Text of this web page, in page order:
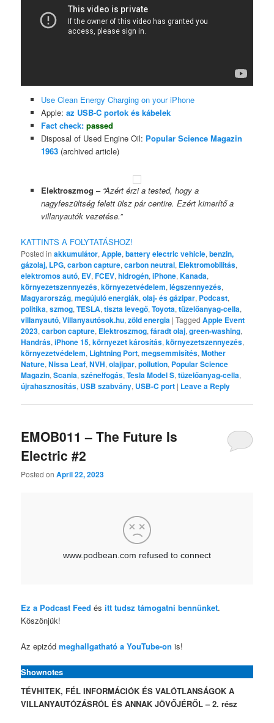
Use Clean Energy Charging on your iPhone
Apple: az USB-C portok és kábelek
Fact check: passed
Disposal of Used Engine Oil: Popular Science Magazin
1963(archived article)
Elektroszmog – “Azért érzi a tested, hogy a
nagyfeszültség felett ülsz pár centire. Ezért kimerítő a
villanyautók vezetése.”
KATTINTS A FOLYTATÁSHOZ!
Posted in akkumulátor,Apple,battery electric vehicle,benzin,
gázolaj, LPG,carbon capture,carbon neutral, Elektromobilitás,
elektromos autó, EV,FCEV,hidrogén,iPhone,Kanada,
környezetszennyezés,környezetvédelem,légszennyezés,
Magyarország,megújuló energiák,olaj- és gázipar, Podcast,
politika,szmog,TESLA,tiszta levegő,Toyota,tüzelőanyag-cella,
villanyautó,Villanyautósok.hu,zöld energia |Tagged Apple Event
2023,carbon capture, Elektroszmog,fáradt olaj,green-washing,
Handrás,iPhone 15,környezet károsítás,környezetszennyezés,
környezetvédelem, Lightning Port,megsemmisítés,Mother
Nature,Nissa Leaf,NVH,olajipar,pollution, Popular Science
Magazin,Scania,szénelfogás,Tesla Model S,tüzelőanyag-cella,
újrahasznosítás, USB szabvány, USB-C port | Leave a Reply
EMOB011 – The Future Is
Electric #2
Posted onApril 22, 2023
Ez a Podcast Feed ésitt tudsz támogatni bennünket.
Köszönjük!
Az epizódmeghallgatható a YouTube-on is!
Shownotes
TÉVHITEK, FÉL INFORMÁCIÓK ÉS VALÓTLANSÁGOK A
VILLANYAUTÓZÁSRÓL ÉS ANNAK JÖVŐJÉRŐL – 2. rész